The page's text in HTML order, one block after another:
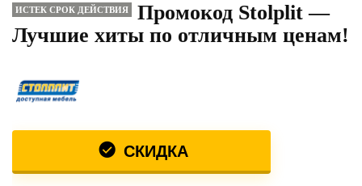
ИСТЕК СРОК ДЕЙСТВИЯ
Промокод Stolplit —
Лучшие хиты по отличным ценам!
СКИДКА